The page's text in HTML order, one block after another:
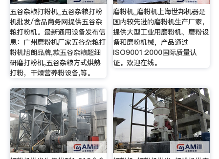
五谷杂粮打粉机_五谷杂粮打粉
机批发/食品商务网提供五谷杂
粮打粉机。最新通用设备发布信
息：广州磨粉机厂家五谷杂粮打
粉机旭朗品牌,款五谷杂粮超细
研磨打粉机,五谷杂粮方式烘熟
打粉，干燥营养粉设备,等。
磨粉机_磨粉机上海世邦机器是
国内较先进的磨粉机生产厂家，
提供大型工业用磨粉机、磨粉设
备和磨粉机械，产品通过
ISO9001:2000国际质量认
证。欢迎在线。